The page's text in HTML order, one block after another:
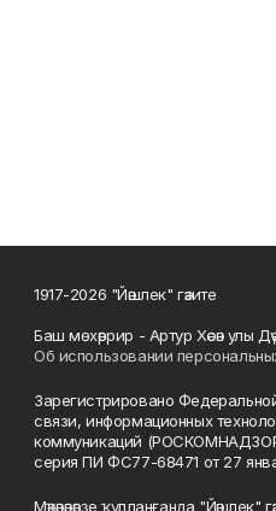
1917-2026 "Йәшлек" гәзите
Баш мөхәррир - Артур Хәсән улы
Об использовании
Зарегистрировано
связи, информационных
коммуникаций
серия ПИ ФС77-68471 от 27
Мәҡәләләрҙе ҡулланғанда